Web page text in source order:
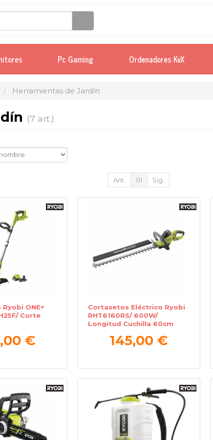
Pc Gaming Ordenadores KvX
Herramientas de Jardín
(7 art.)
Ant. 01 Sig.
ONE+
Corte
€
Cortasetos Eléctrico Ryobi
RHT6160RS/ 600W/
Longitud Cuchilla 60cm
145,00 €